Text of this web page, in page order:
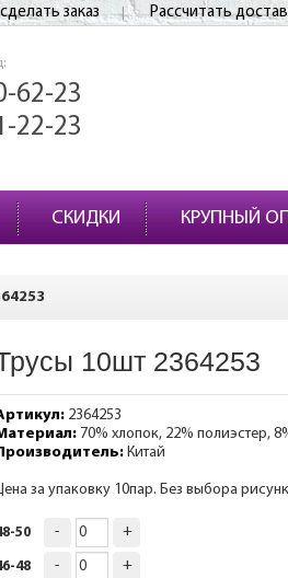
заказ Рассчитать
62-23
22-23
СКИДКИ КРУПНЫЙ
10шт 2364253
2364253
70% хлопок, 22% полиэстер,
Китай
за упаковку 10пар. Без выбора
50 - +
48 - +